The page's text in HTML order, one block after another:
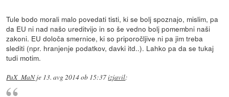
Tule bodo morali malo povedati tisti, ki se bolj spoznajo, mislim, pa
da EU ni nad našo ureditvijo in so še vedno bolj pomembni naši
zakoni. EU določa smernice, ki so priporočljive ni pa jim treba
slediti (npr. hranjenje podatkov, davki itd..). Lahko pa da se tukaj
tudi motim.
PaX_MaNje 13. avg 2014 ob 15:37izjavil: